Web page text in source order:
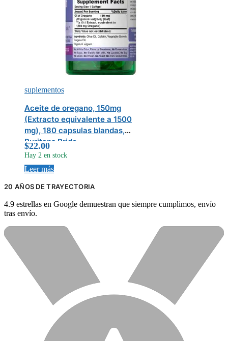
suplementos
Aceite de oregano, 150mg
(Extracto equivalente a 1500
mg), 180 capsulas blandas,
Puritans Pride
$22.00
Hay 2 en stock
Leer más
20 AÑOS DE TRAYECTORIA
4.9 estrellas en Google demuestran que siempre cumplimos, envío
tras envío.